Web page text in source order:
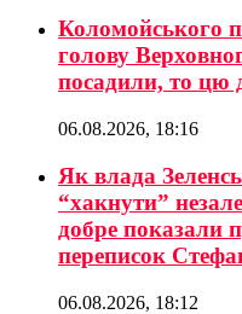
Коломойського
голову
посадили, то цю
06.08.2026, 18:16
Як влада
“хакнути”
добре показали
переписок
06.08.2026, 18:12